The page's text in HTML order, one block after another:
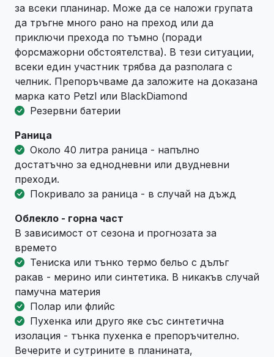
за всеки планинар. Може да се наложи групата
да тръгне много рано на преход или да
приключи прехода по тъмно (поради
форсмажорни обстоятелства). В тези ситуации,
всеки един участник трябва да разполага с
челник. Препоръчваме да заложите на доказана
марка като Petzl или BlackDiamond
Резервни батерии
Раница
Около 40 литра раница - напълно
достатъчно за еднодневни или двудневни
преходи.
Покривало за раница - в случай на дъжд
Облекло - горна част
В зависимост от сезона и прогнозата за
времето
Тениска или тънко термо бельо с дълъг
ракав - мерино или синтетика. В никакъв случай
памучна материя
Полар или флийс
Пухенка или друго яке със синтетична
изолация - тънка пухенка е препоръчително.
Вечерите и сутрините в планината,